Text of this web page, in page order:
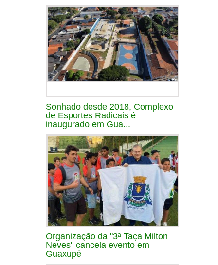
Sonhado desde 2018, Complexo
de Esportes Radicais é
inaugurado em Gua...
Organização da "3ª Taça Milton
Neves" cancela evento em
Guaxupé